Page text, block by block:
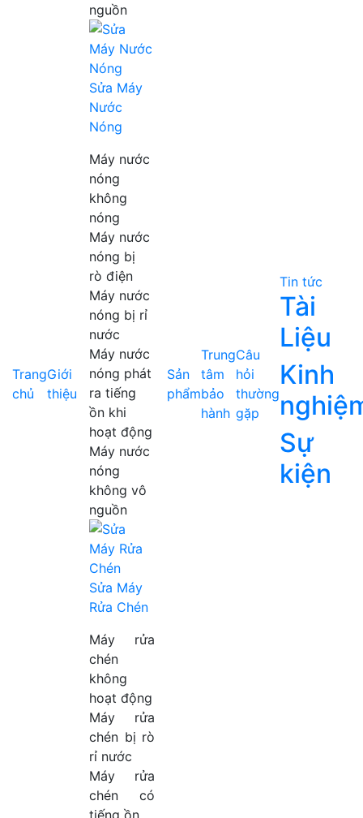
Trang
chủ
Giới
thiệu
nguồn
Sửa Máy
Nước
Nóng
Máy nước
nóng
không
nóng
Máy nước
nóng bị
rò điện
Máy nước
nóng bị rỉ
nước
Máy nước
nóng phát
ra tiếng
ồn khi
hoạt động
Máy nước
nóng
không vô
nguồn
Sửa Máy
Rửa Chén
Máy rửa
chén
không
hoạt động
Máy rửa
chén bị rò
rỉ nước
Máy rửa
chén có
tiếng ồn
Sản
phẩm
Trung
tâm
bảo
hành
Câu
hỏi
thường
gặp
Tin tức
Tài
Liệu
Kinh
Sự
kiện